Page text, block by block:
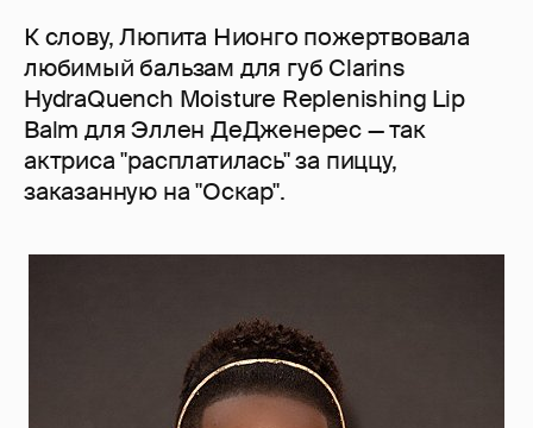
К слову, Люпита Нионго пожертвовала
любимый бальзам для губ Clarins
HydraQuench Moisture Replenishing Lip
Balm для Эллен ДеДженерес — так
актриса "расплатилась" за пиццу,
заказанную на "Оскар".